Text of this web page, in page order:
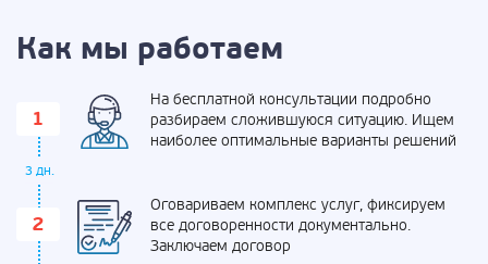
Как мы работаем
3 дн.
На бесплатной консультации подробно
разбираем сложившуюся ситуацию. Ищем
наиболее оптимальные варианты решений
Оговариваем комплекс услуг, фиксируем
все договоренности документально.
Заключаем договор